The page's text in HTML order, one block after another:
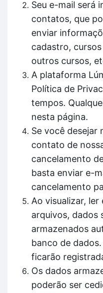
Seu e-mail será
contatos, que
enviar
cadastro,
outros cursos,
A plataforma
Política de
tempos.
nesta página.
Se você desejar
contato de
cancelamento
basta enviar e-
cancelamento
Ao visualizar,
arquivos, dados
armazenados
banco de
ficarão
Os dados
poderão ser